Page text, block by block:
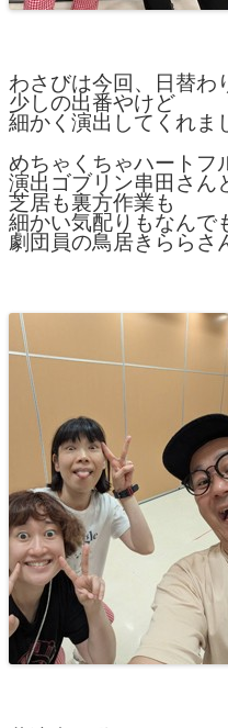
わさびは今回、日替わ
少しの出番やけど
細かく演出してくれま
めちゃくちゃハートフ
演出ゴブリン串田さん
芝居も裏方作業も
細かい気配りもなんで
劇団員の鳥居きららさ